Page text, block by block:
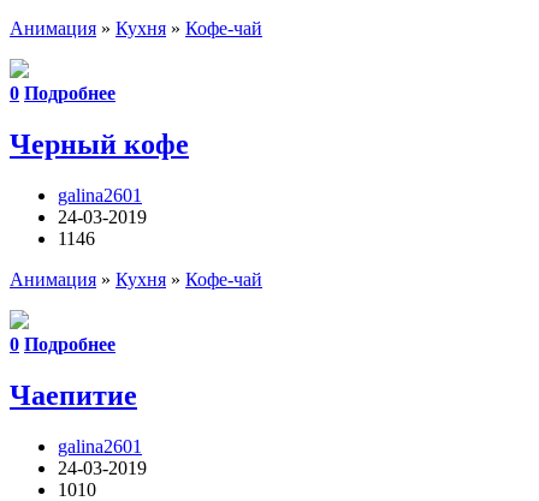
Анимация » Кухня » Кофе-чай
0 Подробнее
Черный кофе
galina2601
24-03-2019
1146
Анимация » Кухня » Кофе-чай
0 Подробнее
Чаепитие
galina2601
24-03-2019
1010